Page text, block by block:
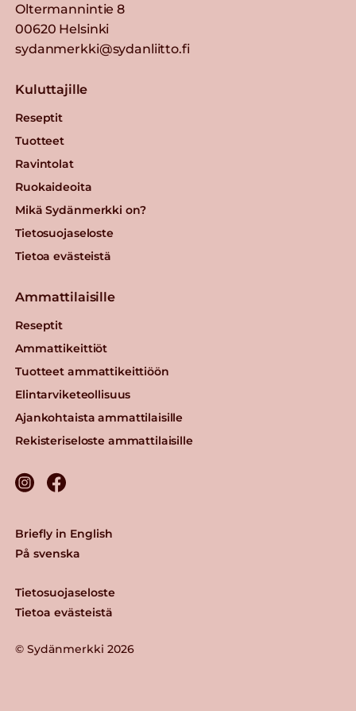
Oltermannintie 8
00620 Helsinki
sydanmerkki@sydanliitto.fi
Kuluttajille
Reseptit
Tuotteet
Ravintolat
Ruokaideoita
Mikä Sydänmerkki on?
Tietosuojaseloste
Tietoa evästeistä
Ammattilaisille
Reseptit
Ammattikeittiöt
Tuotteet ammattikeittiöön
Elintarviketeollisuus
Ajankohtaista ammattilaisille
Rekisteriseloste ammattilaisille
© Sydänmerkki 2026
Tietosuojaseloste
Tietoa evästeistä
Briefly in English
På svenska